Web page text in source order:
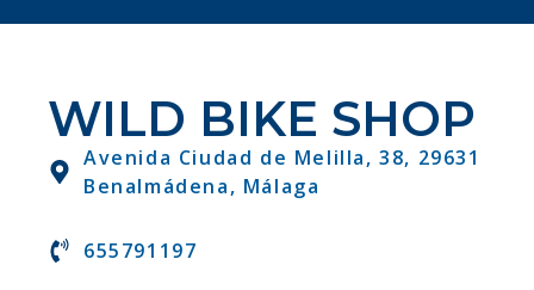
WILD BIKE SHOP
Avenida Ciudad de Melilla, 38, 29631
Benalmádena, Málaga
655791197